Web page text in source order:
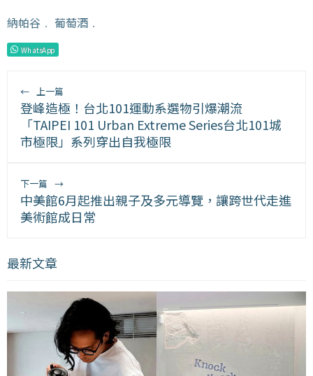
納帕谷 ﹒ 葡萄酒 ﹒
WhatsApp
← 上一篇
登峰造極！台北101運動系選物引爆潮流
「TAIPEI 101 Urban Extreme Series台北101城
市極限」系列穿出自我極限
下一篇 →
中美館6月起推出親子及多元導覽，讓跨世代走進
美術館成日常
最新文章